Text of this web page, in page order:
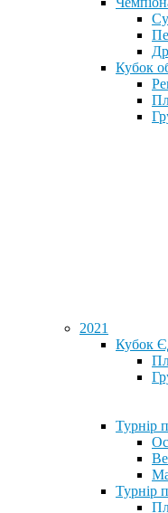
Кубок
2021
Кубок
Турнір
Турнір